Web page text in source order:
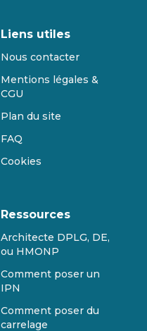
Liens utiles
Nous contacter
Mentions légales &
CGU
Plan du site
FAQ
Cookies
Ressources
Architecte DPLG, DE,
ou HMONP
Comment poser un
IPN
Comment poser du
carrelage